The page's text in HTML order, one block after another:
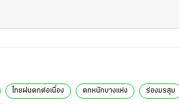
ไทยฝนตกต่อเนื่อง ตกหนักบางแห่ง ร่องมรสุม